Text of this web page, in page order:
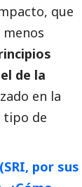
que
de la
en la
tipo de
por sus